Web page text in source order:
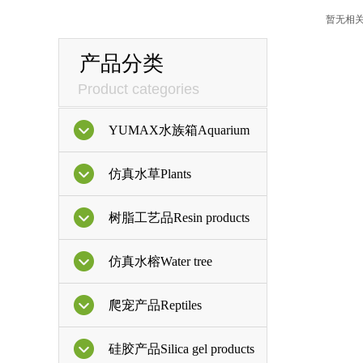
暂无相
产品分类
Product categories
YUMAX水族箱Aquarium
仿真水草Plants
树脂工艺品Resin products
仿真水榕Water tree
爬宠产品Reptiles
硅胶产品Silica gel products